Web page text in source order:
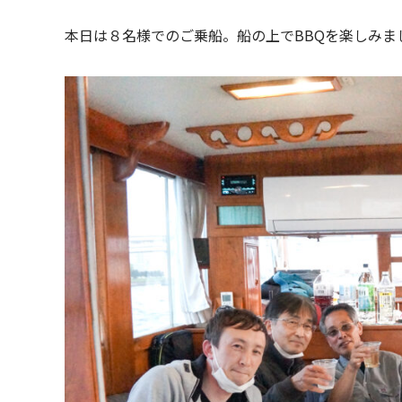
本日は８名様でのご乗船。船の上でBBQを楽しみま